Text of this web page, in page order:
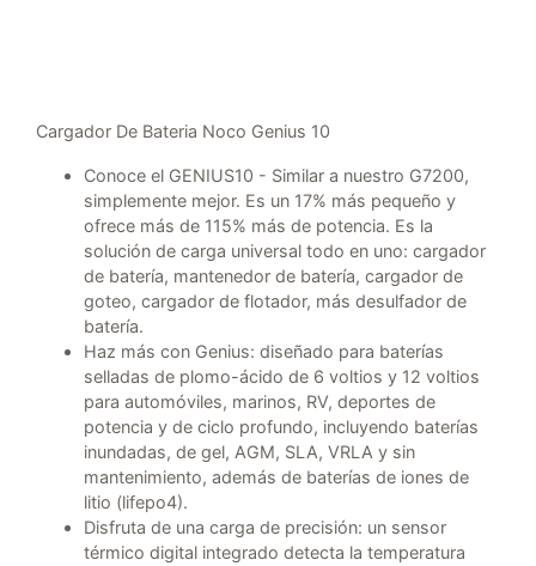
Cargador De Bateria Noco Genius 10
Conoce el GENIUS10 - Similar a nuestro G7200,
simplemente mejor. Es un 17% más pequeño y
ofrece más de 115% más de potencia. Es la
solución de carga universal todo en uno: cargador
de batería, mantenedor de batería, cargador de
goteo, cargador de flotador, más desulfador de
batería.
Haz más con Genius: diseñado para baterías
selladas de plomo-ácido de 6 voltios y 12 voltios
para automóviles, marinos, RV, deportes de
potencia y de ciclo profundo, incluyendo baterías
inundadas, de gel, AGM, SLA, VRLA y sin
mantenimiento, además de baterías de iones de
litio (lifepo4).
Disfruta de una carga de precisión: un sensor
térmico digital integrado detecta la temperatura